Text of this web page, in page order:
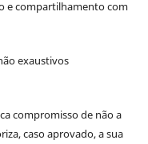
e compartilhamento com
exaustivos
compromisso de não a
caso aprovado, a sua